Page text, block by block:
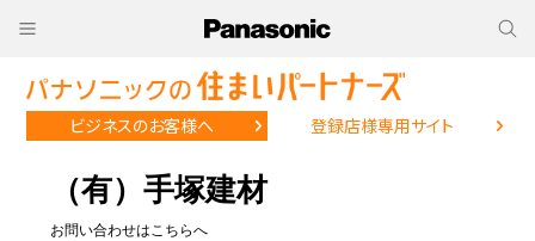
ビジネスのお客様へ 登録店様専用サイト
（有）手塚建材
お問い合わせはこちらへ